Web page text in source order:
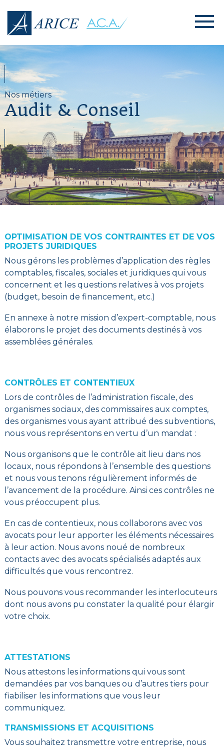
Nos métiers
Audit & Conseil
OPTIMISATION DE VOS CONTRAINTES ET DE VOS
PROJETS JURIDIQUES
Nous gérons les problèmes d’application des règles
comptables, fiscales, sociales et juridiques qui vous
concernent et les questions relatives à vos projets
(budget, besoin de financement, etc.)
En annexe à notre mission d’expert-comptable, nous
élaborons le projet des documents destinés à vos
assemblées générales.
CONTRÔLES ET CONTENTIEUX
Lors de contrôles de l’administration fiscale, des
organismes sociaux, des commissaires aux comptes,
des organismes vous ayant attribué des subventions,
nous vous représentons en vertu d’un mandat :
Nous organisons que le contrôle ait lieu dans nos
locaux, nous répondons à l’ensemble des questions
et nous vous tenons régulièrement informés de
l’avancement de la procédure. Ainsi ces contrôles ne
vous préoccupent plus.
En cas de contentieux, nous collaborons avec vos
avocats pour leur apporter les éléments nécessaires
à leur action. Nous avons noué de nombreux
contacts avec des avocats spécialisés adaptés aux
difficultés que vous rencontrez.
Nous pouvons vous recommander les interlocuteurs
dont nous avons pu constater la qualité pour élargir
votre choix.
ATTESTATIONS
Nous attestons les informations qui vous sont
demandées par vos banques ou d’autres tiers pour
fiabiliser les informations que vous leur
communiquez.
TRANSMISSIONS ET ACQUISITIONS
Vous souhaitez transmettre votre entreprise, nous